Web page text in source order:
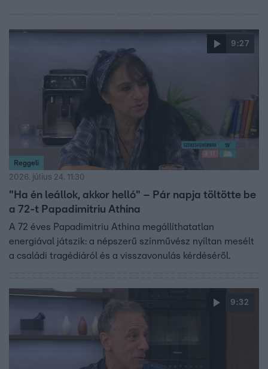
9:27
Reggeli
2026. július 24. 11:30
"Ha én leállok, akkor helló" – Pár napja töltötte be
a 72-t Papadimitriu Athina
A 72 éves Papadimitriu Athina megállíthatatlan
energiával játszik: a népszerű színművész nyíltan mesélt
a családi tragédiáról és a visszavonulás kérdéséről.
9:32